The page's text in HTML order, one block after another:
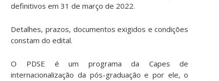
definitivos em 31 de março de 2022.
Detalhes, prazos, documentos exigidos e condições
constam do edital.
O PDSE é um programa da Capes de
internacionalização da pós-graduação e por ele, o